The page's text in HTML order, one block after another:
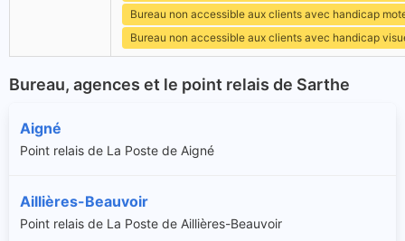
Bureau non accessible aux clients avec handicap
Bureau non accessible aux clients avec handicap
Bureau, agences et le point relais de Sarthe
Aigné
Point relais de La Poste de Aigné
Aillières-Beauvoir
Point relais de La Poste de Aillières-Beauvoir